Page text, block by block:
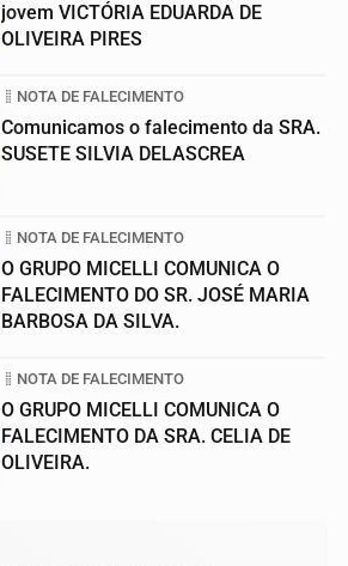
jovem VICTÓRIA EDUARDA DE
OLIVEIRA PIRES
NOTA DE FALECIMENTO
Comunicamos o falecimento da SRA.
SUSETE SILVIA DELASCREA
NOTA DE FALECIMENTO
O GRUPO MICELLI COMUNICA O
FALECIMENTO DO SR. JOSÉ MARIA
BARBOSA DA SILVA.
NOTA DE FALECIMENTO
O GRUPO MICELLI COMUNICA O
FALECIMENTO DA SRA. CELIA DE
OLIVEIRA.